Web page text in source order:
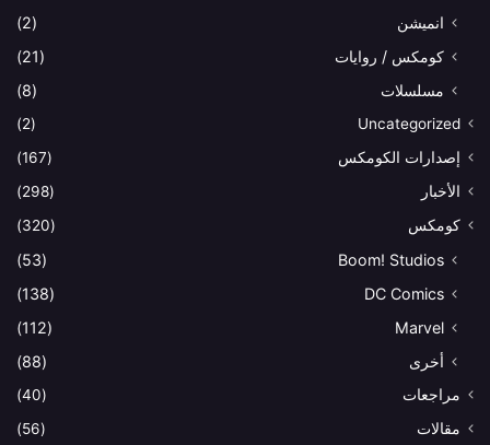
انميشن
(2)
كومكس / روايات
(21)
مسلسلات
(8)
Uncategorized
(2)
إصدارات الكومكس
(167)
الأخبار
(298)
كومكس
(320)
Boom! Studios
(53)
DC Comics
(138)
Marvel
(112)
أخرى
(88)
مراجعات
(40)
مقالات
(56)